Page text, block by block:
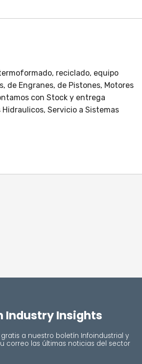
reciclado, equipo
de Engranes, de Pistones, Motores
con Stock y entrega
Servicio a Sistemas
Industry Insights
a nuestro boletín Infoindustrial y
correo las últimas noticias del sector